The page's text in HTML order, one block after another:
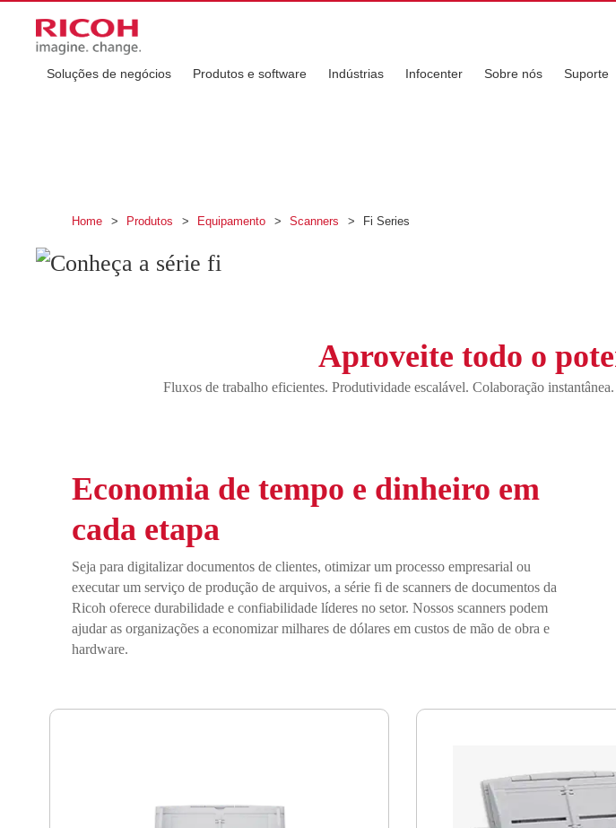
Soluções de negócios Produtos e software Indústrias Infocenter Sobre nós Suporte
Home > Produtos > Equipamento > Scanners > Fi Series
Aproveite todo o
Fluxos de trabalho eficientes. Produtividade escalável. Colaboração
Economia de tempo e dinheiro em
cada etapa
Seja para digitalizar documentos de clientes, otimizar um processo empresarial ou
executar um serviço de produção de arquivos, a série fi de scanners de documentos da
Ricoh oferece durabilidade e confiabilidade líderes no setor. Nossos scanners podem
ajudar as organizações a economizar milhares de dólares em custos de mão de obra e
hardware.